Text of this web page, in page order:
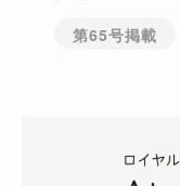
第65号掲載